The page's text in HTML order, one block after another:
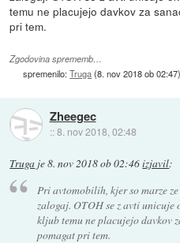
temu ne placujejo davkov za
pri tem.
Zgodovina sprememb…
spremenilo:Truga(8. nov 2018 ob 02:47)
Zheegec
::8. nov 2018, 02:48
Truga je8. nov 2018 ob 02:46izjavil:
Pri avtomobilih, kjer so marze
zalogaj. OTOH se z avti
kljub temu ne placujejo davkov
pomagat pri tem.